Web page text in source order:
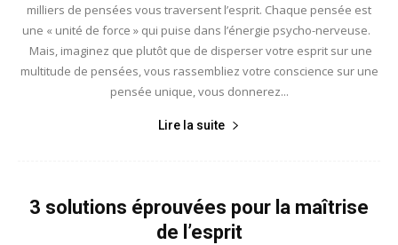
milliers de pensées vous traversent l’esprit. Chaque pensée est
une « unité de force » qui puise dans l’énergie psycho-nerveuse.
Mais, imaginez que plutôt que de disperser votre esprit sur une
multitude de pensées, vous rassembliez votre conscience sur une
pensée unique, vous donnerez...
Lire la suite
3 solutions éprouvées pour la maîtrise
de l’esprit